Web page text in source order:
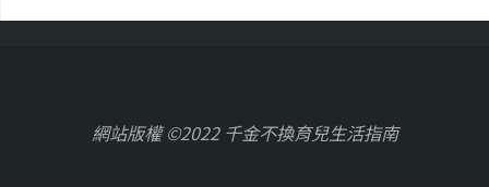
網站版權 ©2022 千金不換育兒生活指南